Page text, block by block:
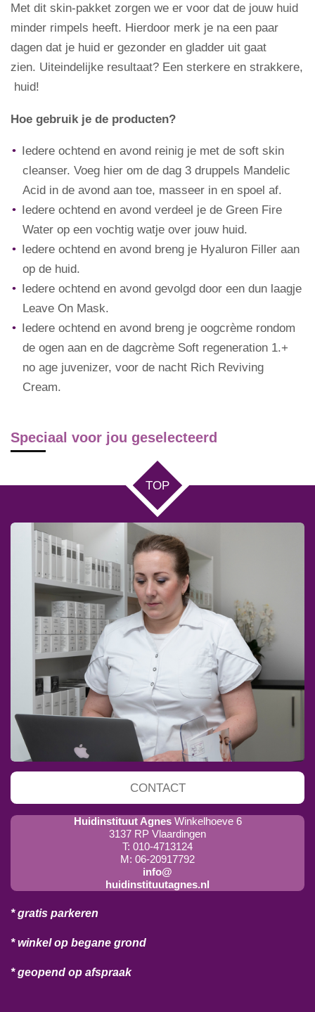
Met dit skin-pakket zorgen we er voor dat de jouw huid
minder rimpels heeft. Hierdoor merk je na een paar
dagen dat je huid er gezonder en gladder uit gaat
zien. Uiteindelijke resultaat? Een sterkere en strakkere,
huid!
Hoe gebruik je de producten?
Iedere ochtend en avond reinig je met de soft skin
cleanser. Voeg hier om de dag 3 druppels Mandelic
Acid in de avond aan toe, masseer in en spoel af.
Iedere ochtend en avond verdeel je de Green Fire
Water op een vochtig watje over jouw huid.
Iedere ochtend en avond breng je Hyaluron Filler aan
op de huid.
Iedere ochtend en avond gevolgd door een dun laagje
Leave On Mask.
Iedere ochtend en avond breng je oogcrème rondom
de ogen aan en de dagcrème Soft regeneration 1.+
no age juvenizer, voor de nacht Rich Reviving
Cream.
Speciaal voor jou geselecteerd
TOP
CONTACT
Huidinstituut Agnes Winkelhoeve 6
3137 RP Vlaardingen
T: 010-4713124
M: 06-20917792
info@
huidinstituutagnes.nl
* gratis parkeren
* winkel op begane grond
* geopend op afspraak